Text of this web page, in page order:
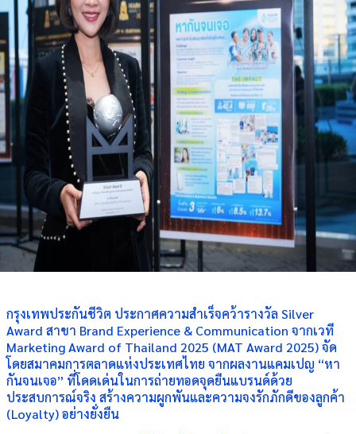
กรุงเทพประกันชีวิต ประกาศความสำเร็จคว้ารางวัล Silver
Award สาขา Brand Experience & Communication จากเวที
Marketing Award of Thailand 2025 (MAT Award 2025) จัด
โดยสมาคมการตลาดแห่งประเทศไทย จากผลงานแคมเปญ “หา
กันจนเจอ” ที่โดดเด่นในการถ่ายทอดจุดยืนแบรนด์ด้วย
ประสบการณ์จริง สร้างความผูกพันและความจงรักภักดีของลูกค้า
(Loyalty) อย่างยั่งยืน